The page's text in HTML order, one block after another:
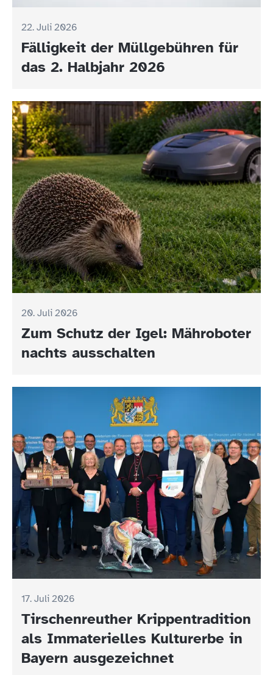
22. Juli 2026
Fälligkeit der Müllgebühren für
das 2. Halbjahr 2026
20. Juli 2026
Zum Schutz der Igel: Mähroboter
nachts ausschalten
17. Juli 2026
Tirschenreuther Krippentradition
als Immaterielles Kulturerbe in
Bayern ausgezeichnet